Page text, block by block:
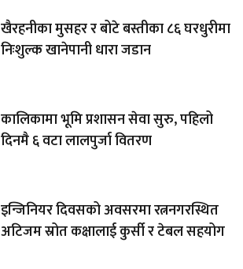
खैरहनीका मुसहर र बोटे बस्तीका ८६ घरधुरीमा
निःशुल्क खानेपानी धारा जडान
कालिकामा भूमि प्रशासन सेवा सुरु, पहिलो
दिनमै ६ वटा लालपुर्जा वितरण
इन्जिनियर दिवसको अवसरमा रत्ननगरस्थित
अटिजम स्रोत कक्षालाई कुर्सी र टेबल सहयोग